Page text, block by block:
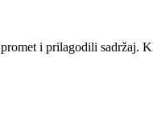
i prilagodili sadržaj.